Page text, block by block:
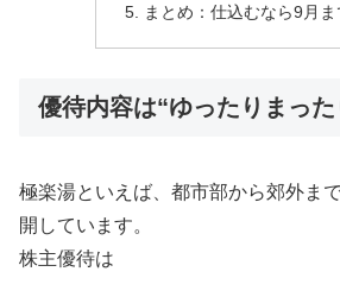
まとめ：仕込むなら9月ま
優待内容は“ゆったりまった
極楽湯といえば、都市部から郊外ま
開しています。
株主優待は